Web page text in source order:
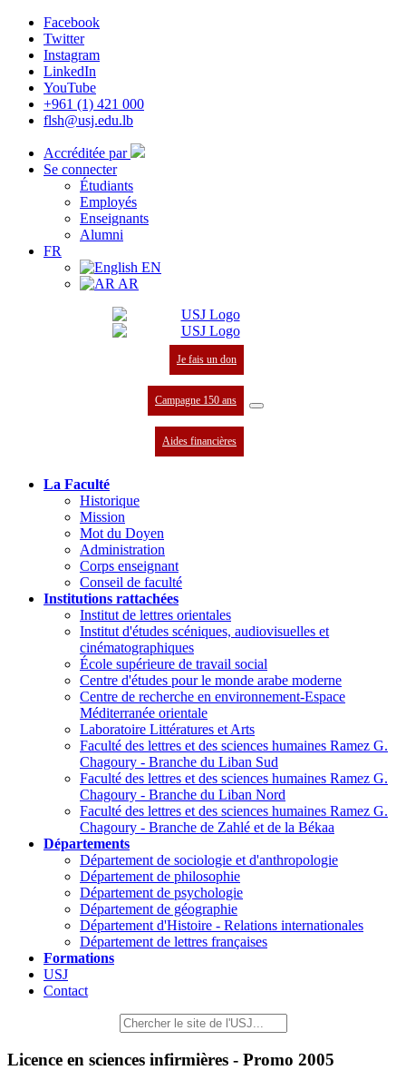
Facebook
Twitter
Instagram
LinkedIn
YouTube
+961 (1) 421 000
flsh@usj.edu.lb
Accréditée par
Se connecter
Étudiants
Employés
Enseignants
Alumni
FR
EN
AR
Je fais un don
Campagne 150 ans
Aides financières
La Faculté
Historique
Mission
Mot du Doyen
Administration
Corps enseignant
Conseil de faculté
Institutions rattachées
Institut de lettres orientales
Institut d'études scéniques, audiovisuelles et
cinématographiques
École supérieure de travail social
Centre d'études pour le monde arabe moderne
Centre de recherche en environnement-Espace
Méditerranée orientale
Laboratoire Littératures et Arts
Faculté des lettres et des sciences humaines Ramez G.
Chagoury - Branche du Liban Sud
Faculté des lettres et des sciences humaines Ramez G.
Chagoury - Branche du Liban Nord
Faculté des lettres et des sciences humaines Ramez G.
Chagoury - Branche de Zahlé et de la Békaa
Départements
Département de sociologie et d'anthropologie
Département de philosophie
Département de psychologie
Département de géographie
Département d'Histoire - Relations internationales
Département de lettres françaises
Formations
USJ
Contact
Licence en sciences infirmières - Promo 2005